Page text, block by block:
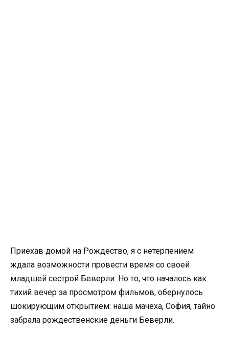
Приехав домой на Рождество, я с нетерпением
ждала возможности провести время со своей
младшей сестрой Беверли. Но то, что началось как
тихий вечер за просмотром фильмов, обернулось
шокирующим открытием: наша мачеха, София, тайно
забрала рождественские деньги Беверли.